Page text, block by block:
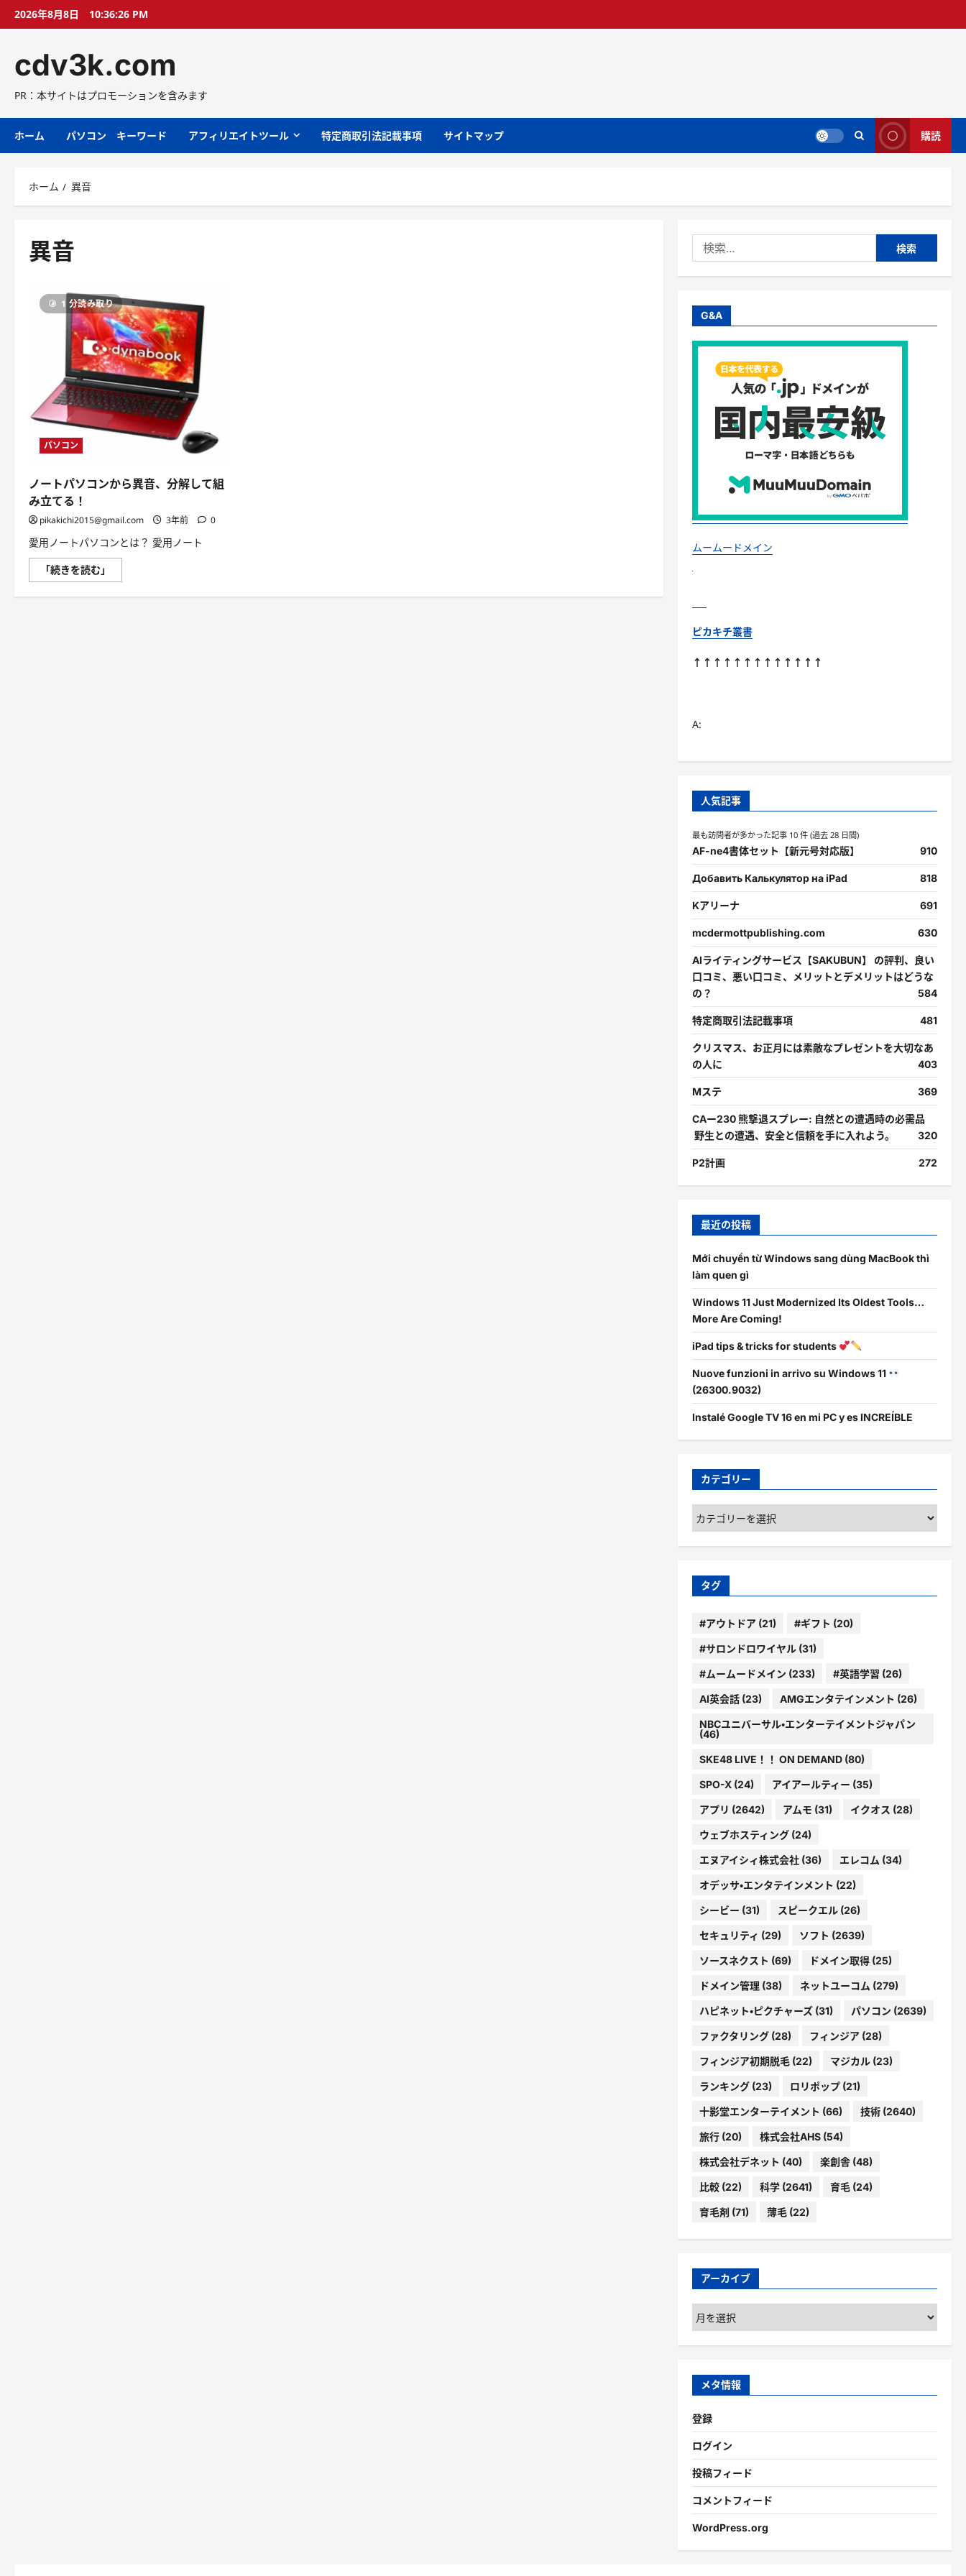
プ
2026年8月8日 10:36:27 PM
cdv3k.com
PR：本サイトはプロモーションを含みます
ホーム パソコン キーワード アフィリエイトツール 特定商取引法記載事項 サイトマップ 購読
ホーム 異音
異音
1 分読み取り
パソコン
ノートパソコンから異音、分解して組
み立てる！
pikakichi2015@gmail.com 3年前 0
愛用ノートパソコンとは？ 愛用ノート
「続きを読む」
ー
パ
索:
G&A
ムームードメイン
ピカキチ叢書
↑↑↑↑↑↑↑↑↑↑↑↑↑
A:
人気記事
最も訪問者が多かった記事 10 件 (過去 28 日間)
AF-ne4書体セット【新元号対応版】 910
Добавить Калькулятор на iPad 818
Kアリーナ 691
mcdermottpublishing.com 630
AIライティングサービス【SAKUBUN】 の評判、良い
口コミ、悪い口コミ、メリットとデメリットはどうな
の？
584
特定商取引法記載事項 481
クリスマス、お正月には素敵なプレゼントを大切なあ
の人に
403
Mステ 369
CAー230 熊撃退スプレー: 自然との遭遇時の必需品
野生との遭遇、安全と信頼を手に入れよう。
320
P2計画 272
最近の投稿
Mới chuyển từ Windows sang dùng MacBook thì
làm quen gì
Windows 11 Just Modernized Its Oldest Tools…
More Are Coming!
iPad tips & tricks for students
Nuove funzioni in arrivo su Windows 11
(26300.9032)
Instalé Google TV 16 en mi PC y es INCREÍBLE
カテゴリー
カ
テ
ゴ
ー
タグ
#アウトドア(21) #ギフト (20)
#サロンドロワイヤル(31)
#ムームードメイン (233) #英語学習 (26)
AI英会話(23) AMGエンタテインメント (26)
NBCユニバーサル・エンターテイメントジャパン
(46)
SKE48 LIVE！！ ON DEMAND(80)
SPO-X(24) アイアールティー (35)
アプリ (2642) アムモ (31) イクオス (28)
ウェブホスティング(24)
エヌアイシィ株式会社(36) エレコム (34)
オデッサ・エンタテインメント (22)
シービー (31) スピークエル(26)
セキュリティ (29) ソフト (2639)
ソースネクスト (69) ドメイン取得(25)
ドメイン管理(38) ネットユーコム (279)
ハピネット・ピクチャーズ(31) パソコン (2639)
ファクタリング(28) フィンジア(28)
フィンジア初期脱毛(22) マジカル(23)
ランキング(23) ロリポップ(21)
十影堂エンターテイメント (66) 技術(2640)
旅行(20) 株式会社AHS(54)
株式会社デネット (40) 楽創舎(48)
比較(22) 科学(2641) 育毛(24)
育毛剤 (71) 薄毛(22)
アーカイブ
ア
ー
カ
ブ
メタ情報
登録
ログイン
投稿フィード
コメントフィード
WordPress.org